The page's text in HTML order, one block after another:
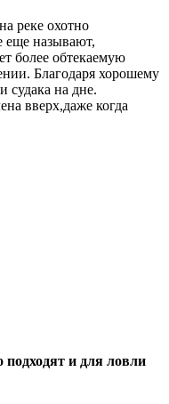
реке охотно
еще называют,
более обтекаемую
Благодаря хорошему
судака на дне.
вверх,даже когда
и для ловли